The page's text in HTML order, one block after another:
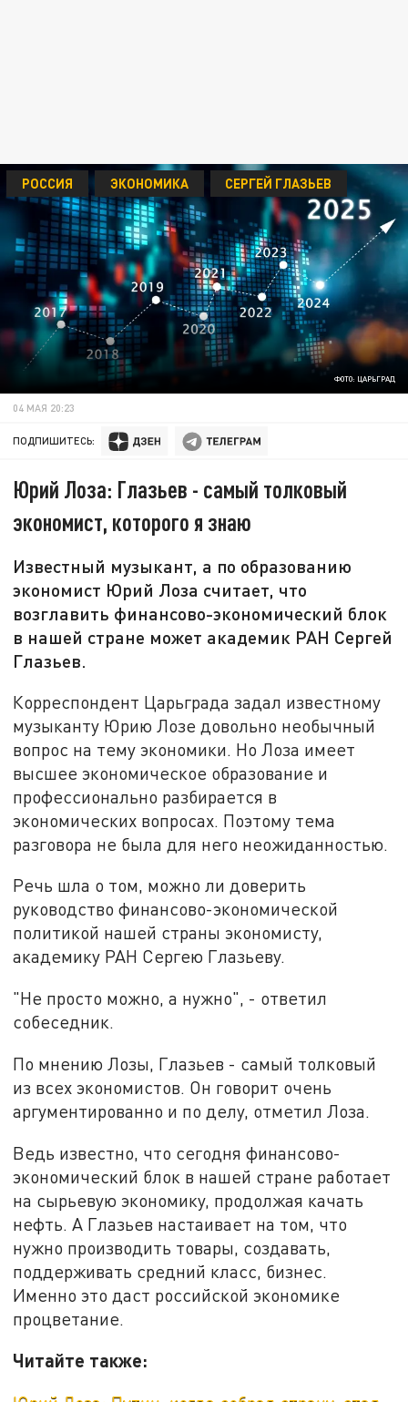
ФОТО: ЦАРЬГРАД
РОССИЯ ЭКОНОМИКА СЕРГЕЙ ГЛАЗЬЕВ
04 МАЯ 20:23
ПОДПИШИТЕСЬ:
Юрий Лоза: Глазьев - самый толковый
экономист, которого я знаю
Известный музыкант, а по образованию
экономист Юрий Лоза считает, что
возглавить финансово-экономический блок
в нашей стране может академик РАН Сергей
Глазьев.
Корреспондент Царьграда задал известному
музыканту Юрию Лозе довольно необычный
вопрос на тему экономики. Но Лоза имеет
высшее экономическое образование и
профессионально разбирается в
экономических вопросах. Поэтому тема
разговора не была для него неожиданностью.
Речь шла о том, можно ли доверить
руководство финансово-экономической
политикой нашей страны экономисту,
академику РАН Сергею Глазьеву.
"Не просто можно, а нужно", - ответил
собеседник.
По мнению Лозы, Глазьев - самый толковый
из всех экономистов. Он говорит очень
аргументированно и по делу, отметил Лоза.
Ведь известно, что сегодня финансово-
экономический блок в нашей стране работает
на сырьевую экономику, продолжая качать
нефть. А Глазьев настаивает на том, что
нужно производить товары, создавать,
поддерживать средний класс, бизнес.
Именно это даст российской экономике
процветание.
Читайте также: